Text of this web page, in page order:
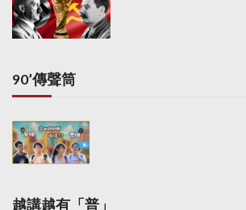
90’傳聲筒
越講越有「普」